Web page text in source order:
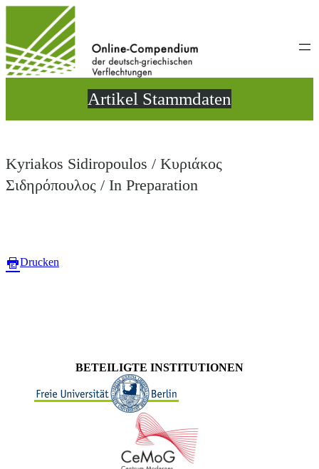
wechseln
Artikel Stammdaten
Kyriakos Sidiropoulos / Κυριάκος
Σιδηρόπουλος / In Preparation
Drucken
BETEILIGTE INSTITUTIONEN